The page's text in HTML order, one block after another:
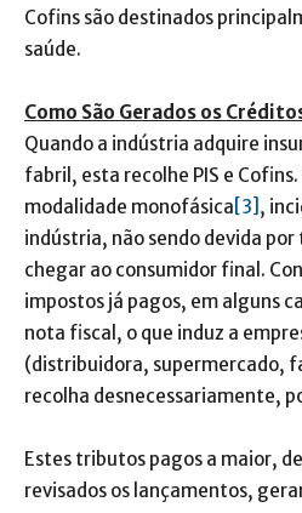
Cofins são destinados
saúde.
Como São Gerados os
Quando a indústria adquire
fabril, esta recolhe PIS e
modalidade monofásica [3] ,
indústria, não sendo devida
chegar ao consumidor final.
impostos já pagos, em alguns
nota fiscal, o que induz a
(distribuidora, supermercado,
recolha desnecessariamente,
Estes tributos pagos a maior,
revisados os lançamentos,